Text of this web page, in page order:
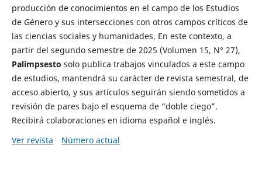
producción de conocimientos en el campo de los Estudios
de Género y sus intersecciones con otros campos críticos de
las ciencias sociales y humanidades. En este contexto, a
partir del segundo semestre de 2025 (Volumen 15, N° 27),
Palimpsesto solo publica trabajos vinculados a este campo
de estudios, mantendrá su carácter de revista semestral, de
acceso abierto, y sus artículos seguirán siendo sometidos a
revisión de pares bajo el esquema de “doble ciego”.
Recibirá colaboraciones en idioma español e inglés.
Ver revista
Número actual